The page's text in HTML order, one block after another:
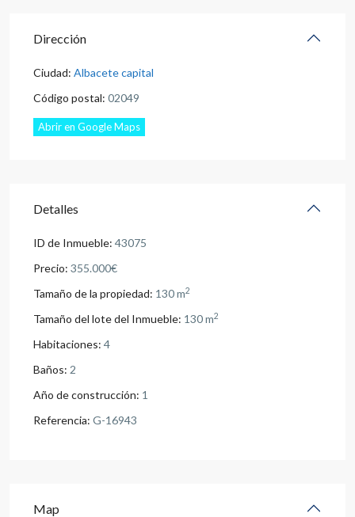
Dirección
Ciudad: Albacete capital
Código postal: 02049
Abrir en Google Maps
Detalles
ID de Inmueble: 43075
Precio: 355.000€
Tamaño de la propiedad: 130 m2
Tamaño del lote del Inmueble: 130 m2
Habitaciones: 4
Baños: 2
Año de construcción: 1
Referencia: G-16943
Map